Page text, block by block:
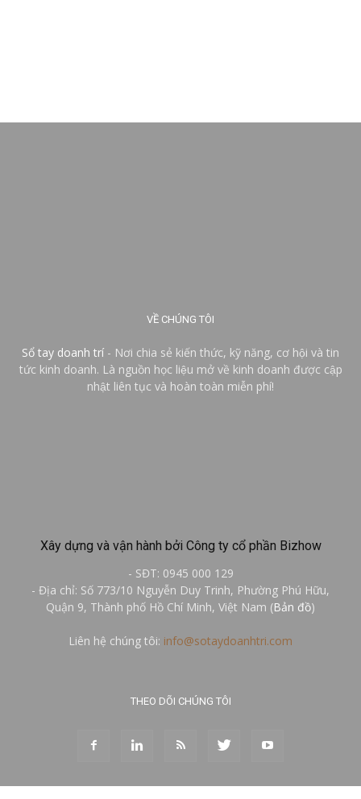
VỀ CHÚNG TÔI
Sổ tay doanh trí - Nơi chia sẻ kiến thức, kỹ năng, cơ hội và tin
tức kinh doanh. Là nguồn học liệu mở về kinh doanh được cập
nhật liên tục và hoàn toàn miễn phí!
Xây dựng và vận hành bởi Công ty cổ phần Bizhow
- SĐT: 0945 000 129
- Địa chỉ: Số 773/10 Nguyễn Duy Trinh, Phường Phú Hữu,
Quận 9, Thành phố Hồ Chí Minh, Việt Nam (Bản đồ)
Liên hệ chúng tôi: info@sotaydoanhtri.com
THEO DÕI CHÚNG TÔI